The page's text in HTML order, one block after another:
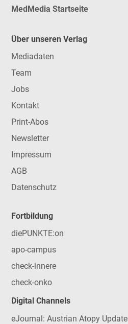
MedMedia Startseite
Über unseren Verlag
Mediadaten
Team
Jobs
Kontakt
Print-Abos
Newsletter
Impressum
AGB
Datenschutz
Fortbildung
diePUNKTE:on
apo-campus
check-innere
check-onko
Digital Channels
eJournal: Austrian Atopy Update